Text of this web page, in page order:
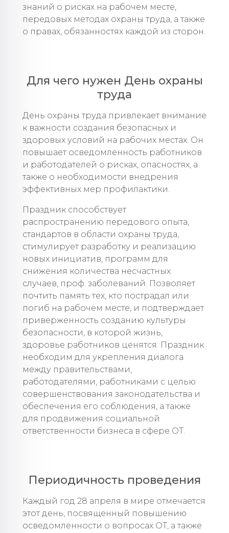
знаний о рисках на рабочем месте,
передовых методах охраны труда, а также
о правах, обязанностях каждой из сторон.
Для чего нужен День охраны
труда
День охраны труда привлекает внимание
к важности создания безопасных и
здоровых условий на рабочих местах. Он
повышает осведомленность работников
и работодателей о рисках, опасностях, а
также о необходимости внедрения
эффективных мер профилактики.
Праздник способствует
распространению передового опыта,
стандартов в области охраны труда,
стимулирует разработку и реализацию
новых инициатив, программ для
снижения количества несчастных
случаев, проф. заболеваний. Позволяет
почтить память тех, кто пострадал или
погиб на рабочем месте, и подтверждает
приверженность созданию культуры
безопасности, в которой жизнь,
здоровье работников ценятся. Праздник
необходим для укрепления диалога
между правительствами,
работодателями, работниками с целью
совершенствования законодательства и
обеспечения его соблюдения, а также
для продвижения социальной
ответственности бизнеса в сфере ОТ.
Периодичность проведения
Каждый год 28 апреля в мире отмечается
этот день, посвященный повышению
осведомленности о вопросах ОТ, а также